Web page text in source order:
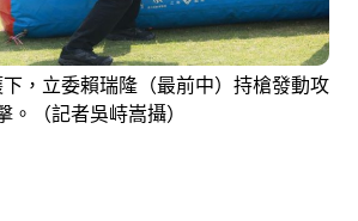
，立委賴瑞隆（最前中）持槍發動攻
。（記者吳峙嵩攝）